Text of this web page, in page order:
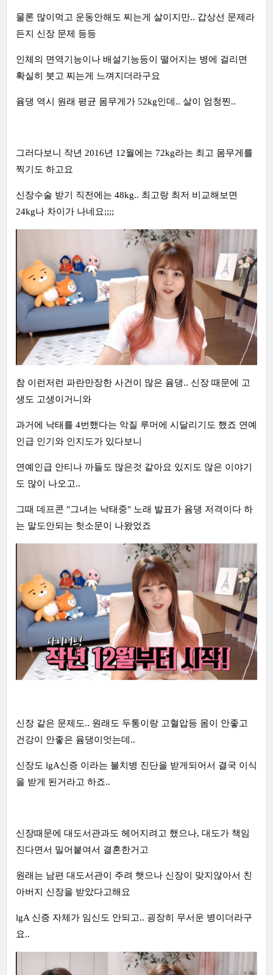
물론 많이먹고 운동안해도 찌는게 살이지만.. 갑상선 문제라
든지 신장 문제 등등
인체의 면역기능이나 배설기능등이 떨어지는 병에 걸리면
확실히 붓고 찌는게 느껴지더라구요
윰댕 역시 원래 평균 몸무게가 52kg인데.. 살이 엄청찐..
그러다보니 작년 2016년 12월에는 72kg라는 최고 몸무게를
찍기도 하고요
신장수술 받기 직전에는 48kg.. 최고랑 최저 비교해보면
24kg나 차이가 나네요;;;;
참 이런저런 파란만장한 사건이 많은 윰댕.. 신장 때문에 고
생도 고생이거니와
과거에 낙태를 4번했다는 악질 루머에 시달리기도 했죠 연예
인급 인기와 인지도가 있다보니
연예인급 안티나 까들도 많은것 같아요 있지도 않은 이야기
도 많이 나오고..
그때 데프콘 "그녀는 낙태중" 노래 발표가 윰댕 저격이다 하
는 말도안되는 헛소문이 나왔었죠
신장 같은 문제도.. 원래도 두통이랑 고혈압등 몸이 안좋고
건강이 안좋은 윰댕이엇는데..
신장도 lgA신증 이라는 불치병 진단을 받게되어서 결국 이식
을 받게 된거라고 하죠..
신장때문에 대도서관과도 헤어지려고 했으나, 대도가 책임
진다면서 밀어붙여서 결혼한거고
원래는 남편 대도서관이 주려 햇으나 신장이 맞지않아서 친
아버지 신장을 받았다고해요
lgA 신증 자체가 임신도 안되고.. 굉장히 무서운 병이더라구
요..